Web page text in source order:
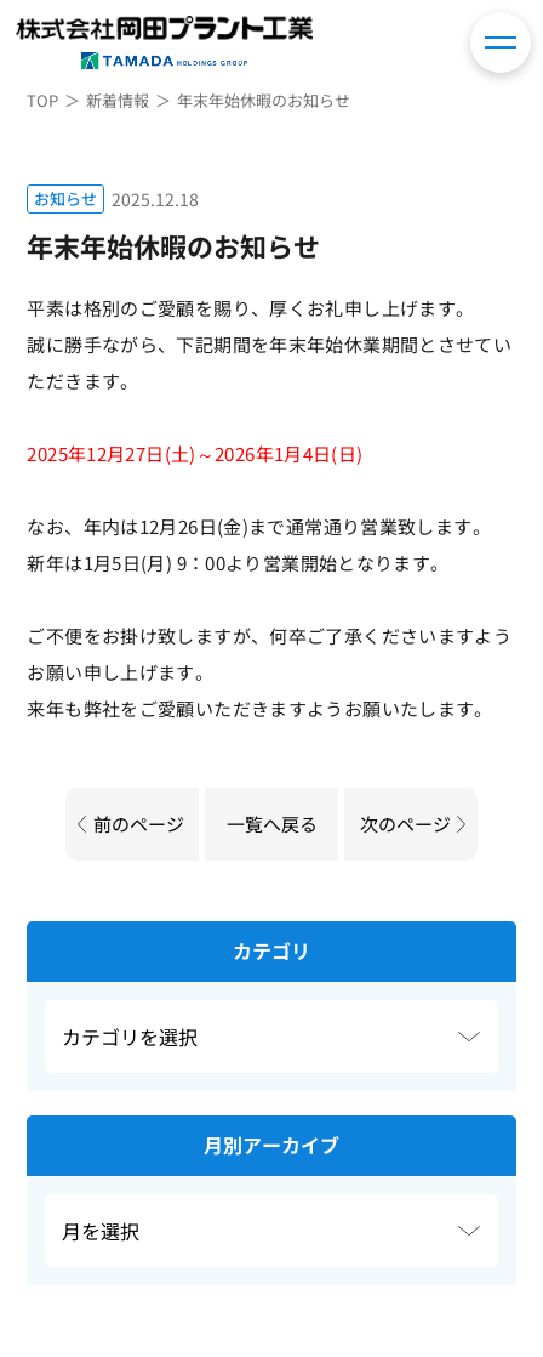
TOP 新着情報 年末年始休暇のお知らせ
お知らせ 2025.12.18
年末年始休暇のお知らせ
平素は格別のご愛顧を賜り、厚くお礼申し上げます。
誠に勝手ながら、下記期間を年末年始休業期間とさせてい
ただきます。
2025年12月27日(土)～2026年1月4日(日)
なお、年内は12月26日(金)まで通常通り営業致します。
新年は1月5日(月) 9：00より営業開始となります。
ご不便をお掛け致しますが、何卒ご了承くださいますよう
お願い申し上げます。
来年も弊社をご愛顧いただきますようお願いたします。
前のページ 一覧へ戻る 次のページ
カテゴリ
月別アーカイブ